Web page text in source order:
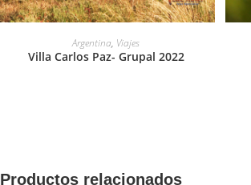
LEER MÁS
Argentina, Viajes
Villa Carlos Paz- Grupal 2022
Productos relacionados